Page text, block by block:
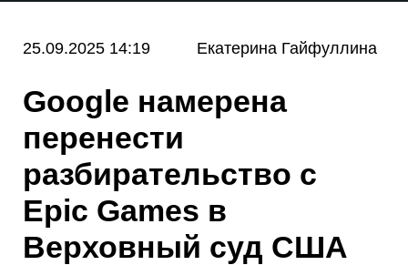
25.09.2025 14:19 Екатерина Гайфуллина
Google намерена
перенести
разбирательство с
Epic Games в
Верховный суд США